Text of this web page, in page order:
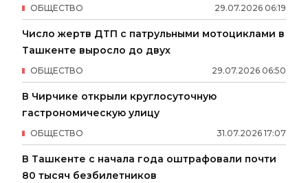
29.07.2026 06:19
ОБЩЕСТВО
Число жертв ДТП с патрульными мотоциклами в
Ташкенте выросло до двух
29.07.2026 06:50
ОБЩЕСТВО
В Чирчике открыли круглосуточную
гастрономическую улицу
31.07.2026 17:07
ОБЩЕСТВО
В Ташкенте с начала года оштрафовали почти
80 тысяч безбилетников